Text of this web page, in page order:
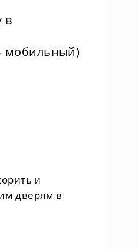
в
мобильный)
и
дверям в